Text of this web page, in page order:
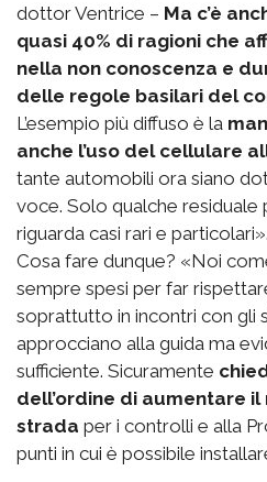
dottor Ventrice – Ma c’è
quasi 40% di ragioni che
nella non conoscenza e
delle regole basilari del
L’esempio più diffuso è la
anche l’uso del cellulare
tante automobili ora siano
voce. Solo qualche residuale
riguarda casi rari e particolari».
Cosa fare dunque? «Noi
sempre spesi per far
soprattutto in incontri con gli
approcciano alla guida ma
sufficiente. Sicuramente
dell’ordine di aumentare
strada per i controlli e alla
punti in cui è possibile